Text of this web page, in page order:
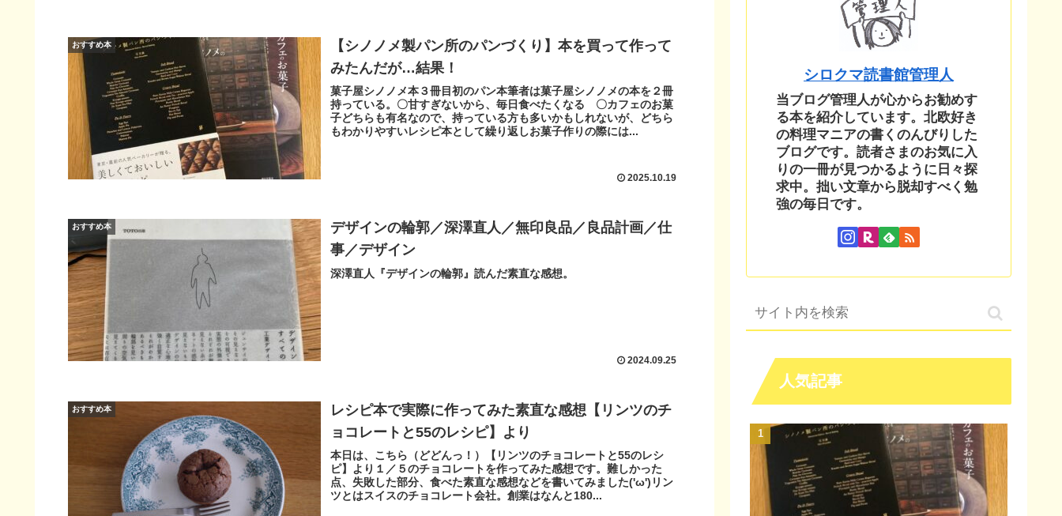
おすすめ本
【シノノメ製パン所のパンづくり】本を買って作って
みたんだが…結果！
菓子屋シノノメ本３冊目初のパン本筆者は菓子屋シノノメの本を２冊
持っている。〇甘すぎないから、毎日食べたくなる 〇カフェのお菓
子どちらも有名なので、持っている方も多いかもしれないが、どちら
もわかりやすいレシピ本として繰り返しお菓子作りの際には...
2025.10.19
おすすめ本
デザインの輪郭／深澤直人／無印良品／良品計画／仕
事／デザイン
深澤直人『デザインの輪郭』読んだ素直な感想。
2024.09.25
おすすめ本
レシピ本で実際に作ってみた素直な感想【リンツのチ
ョコレートと55のレシピ】より
本日は、こちら（どどんっ！）【リンツのチョコレートと55のレシ
ピ】より１／５のチョコレートを作ってみた感想です。難しかった
点、失敗した部分、食べた素直な感想などを書いてみました('ω')リン
ツとはスイスのチョコレート会社。創業はなんと180...
シロクマ読書館管理人
当ブログ管理人が心からお勧めす
る本を紹介しています。北欧好き
の料理マニアの書くのんびりした
ブログです。読者さまのお気に入
りの一冊が見つかるように日々探
求中。拙い文章から脱却すべく勉
強の毎日です。
人気記事